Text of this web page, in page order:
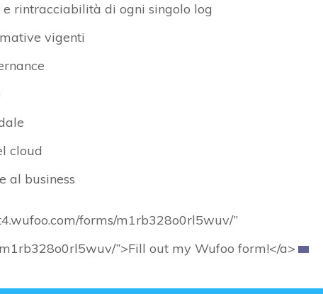
rintracciabilità di ogni singolo log
vigenti
cloud
al business
forms/m1rb328o0rl5wuv/”
”>Fill out my Wufoo form!</a>